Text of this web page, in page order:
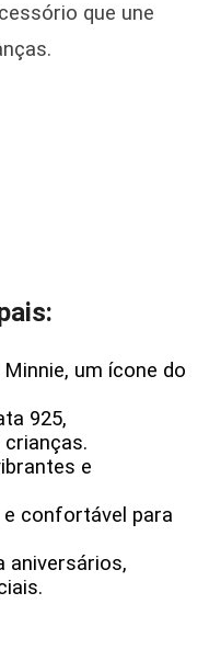
que une
um ícone do
925,
e
confortável para
aniversários,